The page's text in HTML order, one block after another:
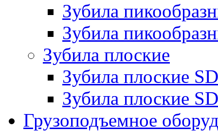
Зубила
Зубила
Зубила плоские
Зубила плоские
Зубила плоские
Грузоподъемное